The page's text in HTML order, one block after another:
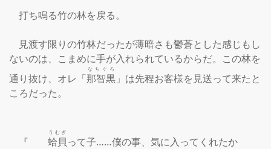
打ち鳴る竹の林を戻る。
見渡す限りの竹林だったが薄暗さも鬱蒼とした感じもし
ないのは、こまめに手が入れられているからだ。この林を
通り抜け、オレ「那智黒
なちぐろ
」は先程お客様を見送って来たと
ころだった。
『 蛤貝
うむぎ
って子……僕の事、気に入ってくれたか